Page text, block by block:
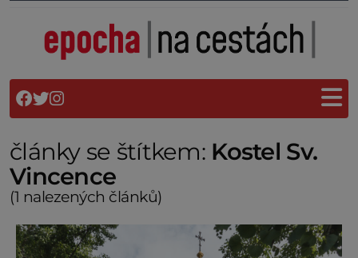
články se štítkem: Kostel Sv.
Vincence
(1 nalezených článků)